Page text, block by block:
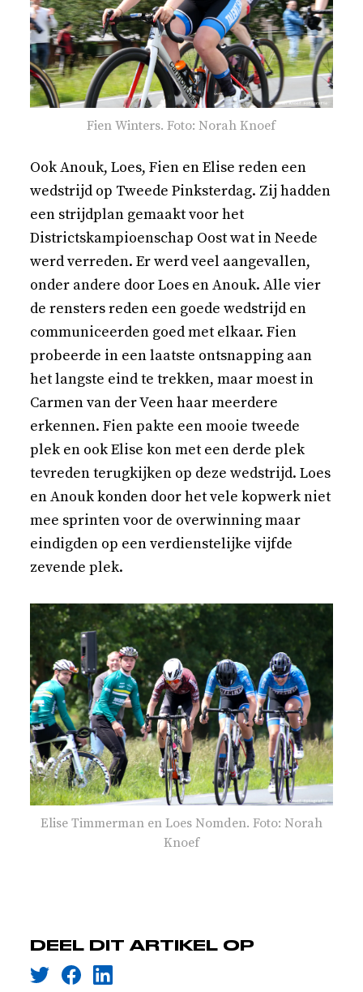
Fien Winters. Foto: Norah Knoef
Ook Anouk, Loes, Fien en Elise reden een
wedstrijd op Tweede Pinksterdag. Zij hadden
een strijdplan gemaakt voor het
Districtskampioenschap Oost wat in Neede
werd verreden. Er werd veel aangevallen,
onder andere door Loes en Anouk. Alle vier
de rensters reden een goede wedstrijd en
communiceerden goed met elkaar. Fien
probeerde in een laatste ontsnapping aan
het langste eind te trekken, maar moest in
Carmen van der Veen haar meerdere
erkennen. Fien pakte een mooie tweede
plek en ook Elise kon met een derde plek
tevreden terugkijken op deze wedstrijd. Loes
en Anouk konden door het vele kopwerk niet
mee sprinten voor de overwinning maar
eindigden op een verdienstelijke vijfde
zevende plek.
Elise Timmerman en Loes Nomden. Foto: Norah
Knoef
DEEL DIT ARTIKEL OP